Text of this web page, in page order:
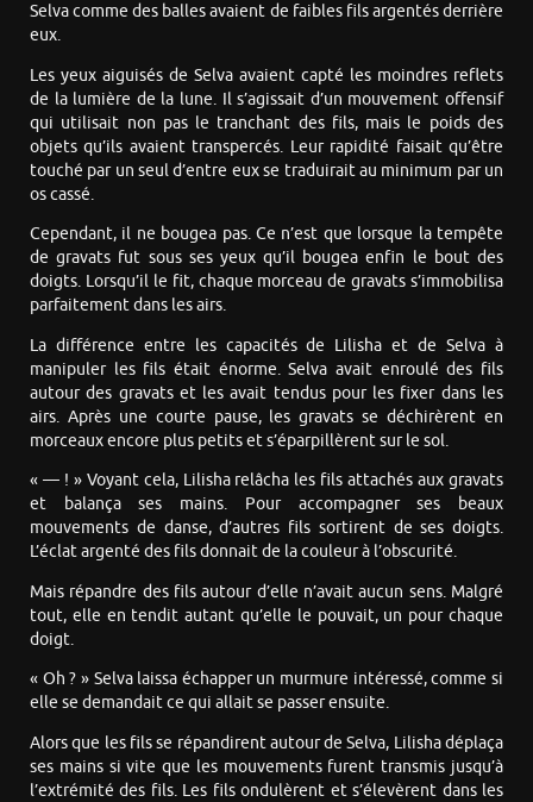
Selva comme des balles avaient de faibles fils argentés derrière
eux.
Les yeux aiguisés de Selva avaient capté les moindres reflets
de la lumière de la lune. Il s’agissait d’un mouvement offensif
qui utilisait non pas le tranchant des fils, mais le poids des
objets qu’ils avaient transpercés. Leur rapidité faisait qu’être
touché par un seul d’entre eux se traduirait au minimum par un
os cassé.
Cependant, il ne bougea pas. Ce n’est que lorsque la tempête
de gravats fut sous ses yeux qu’il bougea enfin le bout des
doigts. Lorsqu’il le fit, chaque morceau de gravats s’immobilisa
parfaitement dans les airs.
La différence entre les capacités de Lilisha et de Selva à
manipuler les fils était énorme. Selva avait enroulé des fils
autour des gravats et les avait tendus pour les fixer dans les
airs. Après une courte pause, les gravats se déchirèrent en
morceaux encore plus petits et s’éparpillèrent sur le sol.
« — ! » Voyant cela, Lilisha relâcha les fils attachés aux gravats
et balança ses mains. Pour accompagner ses beaux
mouvements de danse, d’autres fils sortirent de ses doigts.
L’éclat argenté des fils donnait de la couleur à l’obscurité.
Mais répandre des fils autour d’elle n’avait aucun sens. Malgré
tout, elle en tendit autant qu’elle le pouvait, un pour chaque
doigt.
« Oh ? » Selva laissa échapper un murmure intéressé, comme si
elle se demandait ce qui allait se passer ensuite.
Alors que les fils se répandirent autour de Selva, Lilisha déplaça
ses mains si vite que les mouvements furent transmis jusqu’à
l’extrémité des fils. Les fils ondulèrent et s’élevèrent dans les